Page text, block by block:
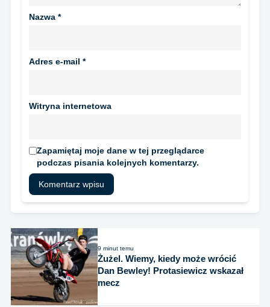
Nazwa *
Adres e-mail *
Witryna internetowa
Zapamiętaj moje dane w tej przeglądarce
podczas pisania kolejnych komentarzy.
9 minut temu
Żużel. Wiemy, kiedy może wrócić
Dan Bewley! Protasiewicz wskazał
mecz